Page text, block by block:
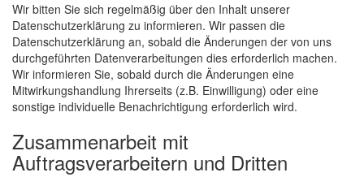
Wir bitten Sie sich regelmäßig über den Inhalt unserer
Datenschutzerklärung zu informieren. Wir passen die
Datenschutzerklärung an, sobald die Änderungen der von uns
durchgeführten Datenverarbeitungen dies erforderlich machen.
Wir informieren Sie, sobald durch die Änderungen eine
Mitwirkungshandlung Ihrerseits (z.B. Einwilligung) oder eine
sonstige individuelle Benachrichtigung erforderlich wird.
Zusammenarbeit mit
Auftragsverarbeitern und Dritten